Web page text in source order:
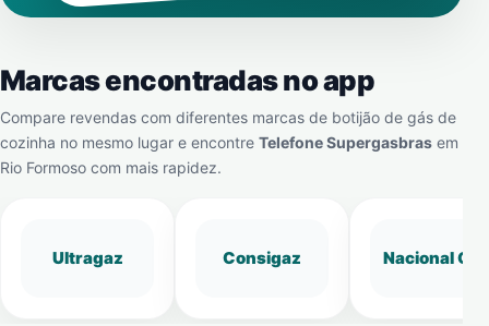
Marcas encontradas no app
Compare revendas com diferentes marcas de botijão de gás de
cozinha no mesmo lugar e encontre Telefone Supergasbras em
Rio Formoso com mais rapidez.
Ultragaz Consigaz Nacional Gás